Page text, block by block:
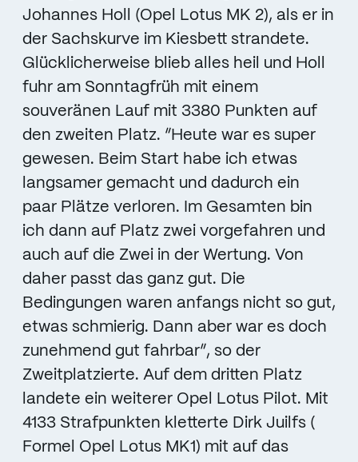
Johannes Holl (Opel Lotus MK 2), als er in
der Sachskurve im Kiesbett strandete.
Glücklicherweise blieb alles heil und Holl
fuhr am Sonntagfrüh mit einem
souveränen Lauf mit 3380 Punkten auf
den zweiten Platz. “Heute war es super
gewesen. Beim Start habe ich etwas
langsamer gemacht und dadurch ein
paar Plätze verloren. Im Gesamten bin
ich dann auf Platz zwei vorgefahren und
auch auf die Zwei in der Wertung. Von
daher passt das ganz gut. Die
Bedingungen waren anfangs nicht so gut,
etwas schmierig. Dann aber war es doch
zunehmend gut fahrbar”, so der
Zweitplatzierte. Auf dem dritten Platz
landete ein weiterer Opel Lotus Pilot. Mit
4133 Strafpunkten kletterte Dirk Juilfs (
Formel Opel Lotus MK1) mit auf das